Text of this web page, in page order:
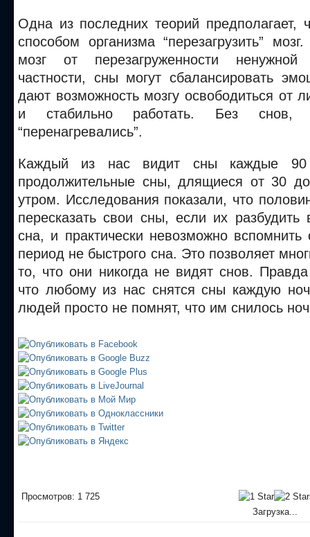
Одна из последних теорий предполагает,
способом организма “перезагрузить”
мозг от перезагруженности
частности, сны могут сбалансировать
дают возможность мозгу освободиться от
и стабильно работать. Без
“перенагревались”.
Каждый из нас видит сны каждые
продолжительные сны, длящиеся от 30
утром. Исследования показали, что
пересказать свои сны, если их разбудить
сна, и практически невозможно
период не быстрого сна. Это позволяет
то, что они никогда не видят снов.
что любому из нас снятся сны каждую
людей просто не помнят, что им снилось
Просмотров: 1 725
Загрузка...